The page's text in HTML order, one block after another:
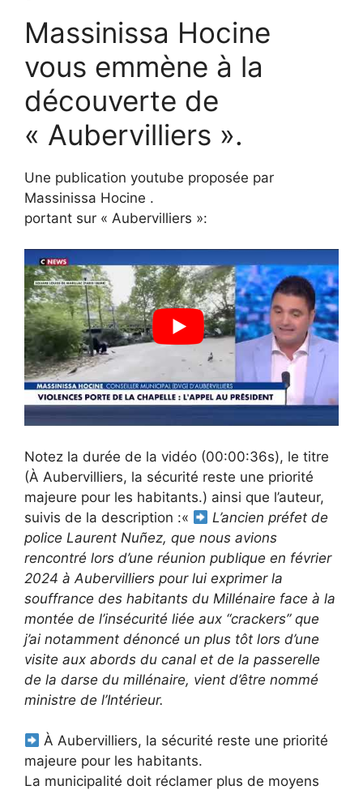
Massinissa Hocine
vous emmène à la
découverte de
« Aubervilliers ».
Une publication youtube proposée par
Massinissa Hocine .
portant sur « Aubervilliers »:
Notez la durée de la vidéo (00:00:36s), le titre
(À Aubervilliers, la sécurité reste une priorité
majeure pour les habitants.) ainsi que l’auteur,
suivis de la description :«
L’ancien préfet de
police Laurent Nuñez, que nous avions
rencontré lors d’une réunion publique en février
2024 à Aubervilliers pour lui exprimer la
souffrance des habitants du Millénaire face à la
montée de l’insécurité liée aux “crackers” que
j’ai notamment dénoncé un plus tôt lors d’une
visite aux abords du canal et de la passerelle
de la darse du millénaire, vient d’être nommé
ministre de l’Intérieur.
À Aubervilliers, la sécurité reste une priorité
majeure pour les habitants.
La municipalité doit réclamer plus de moyens